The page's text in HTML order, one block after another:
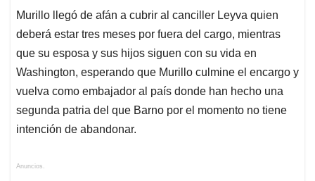
Murillo llegó de afán a cubrir al canciller Leyva quien
deberá estar tres meses por fuera del cargo, mientras
que su esposa y sus hijos siguen con su vida en
Washington, esperando que Murillo culmine el encargo y
vuelva como embajador al país donde han hecho una
segunda patria del que Barno por el momento no tiene
intención de abandonar.
Anuncios.